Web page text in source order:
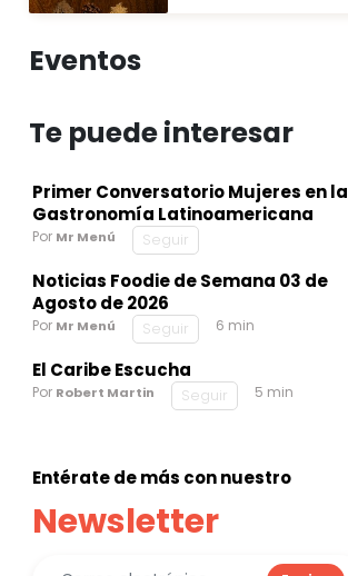
Eventos
Te puede interesar
Primer Conversatorio Mujeres en la
Gastronomía Latinoamericana
Por Mr Menú Seguir
Noticias Foodie de Semana 03 de
Agosto de 2026
Por Mr Menú Seguir 6 min
El Caribe Escucha
Por Robert Martin Seguir 5 min
Entérate de más con nuestro
Newsletter